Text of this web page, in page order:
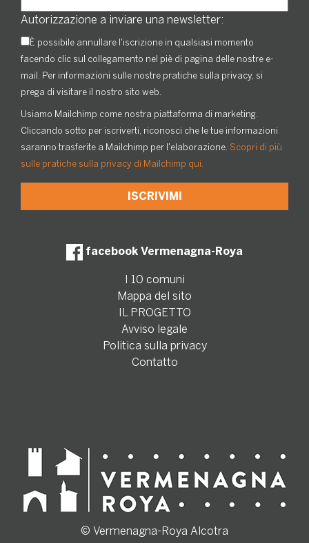
Autorizzazione a inviare una newsletter:
È possibile annullare l'iscrizione in qualsiasi momento
facendo clic sul collegamento nel piè di pagina delle nostre e-
mail. Per informazioni sulle nostre pratiche sulla privacy, si
prega di visitare il nostro sito web.
Usiamo Mailchimp come nostra piattaforma di marketing.
Cliccando sotto per iscriverti, riconosci che le tue informazioni
saranno trasferite a Mailchimp per l'elaborazione. Scopri di più
sulle pratiche sulla privacy di Mailchimp qui.
facebook Vermenagna-Roya
I 10 comuni
Mappa del sito
IL PROGETTO
Avviso legale
Politica sulla privacy
Contatto
© Vermenagna-Roya Alcotra